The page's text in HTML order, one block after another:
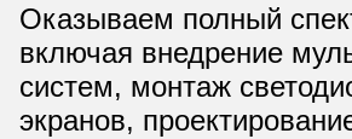
Оказываем полный
включая внедрение
систем, монтаж
экранов,